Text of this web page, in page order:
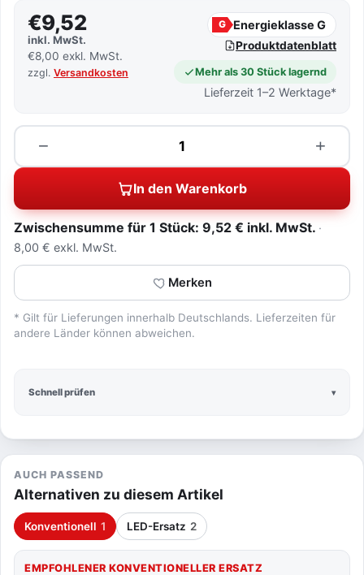
Schnell prüfen
€9,52
inkl. MwSt.
€8,00 exkl. MwSt.
zzgl. Versandkosten
G Energieklasse G
Produktdatenblatt
Mehr als 30 Stück lagernd
Lieferzeit 1–2 Werktage*
−
Menge +
In den Warenkorb
Zwischensumme für 1 Stück: 9,52 € inkl. MwSt.
8,00 € exkl. MwSt.
Merken
* Gilt für Lieferungen innerhalb Deutschlands. Lieferzeiten für
andere Länder können abweichen.
AUCH PASSEND
Alternativen zu diesem Artikel
Konventionell 1 LED-Ersatz 2
EMPFOHLENER KONVENTIONELLER ERSATZ